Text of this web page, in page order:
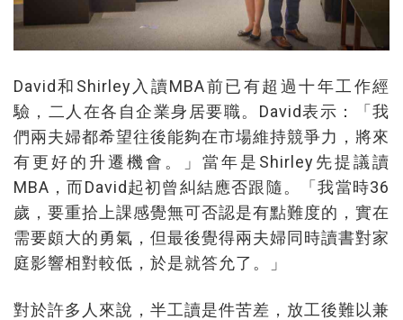
David和Shirley入讀MBA前已有超過十年工作經
驗，二人在各自企業身居要職。David表示：「我
們兩夫婦都希望往後能夠在市場維持競爭力，將來
有更好的升遷機會。」當年是Shirley先提議讀
MBA，而David起初曾糾結應否跟隨。「我當時36
歲，要重拾上課感覺無可否認是有點難度的，實在
需要頗大的勇氣，但最後覺得兩夫婦同時讀書對家
庭影響相對較低，於是就答允了。」
對於許多人來說，半工讀是件苦差，放工後難以兼